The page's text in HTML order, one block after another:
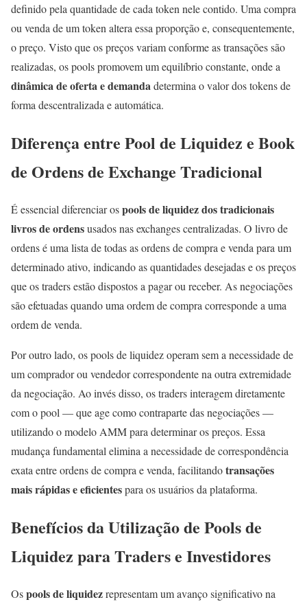
definido pela quantidade de cada token nele contido. Uma compra
ou venda de um token altera essa proporção e, consequentemente,
o preço. Visto que os preços variam conforme as transações são
realizadas, os pools promovem um equilíbrio constante, onde a
dinâmica de oferta e demandadetermina o valor dos tokens de
forma descentralizada e automática.
Diferença entre Pool de Liquidez e Book
de Ordens de Exchange Tradicional
É essencial diferenciar ospools de liquidez dos tradicionais
livros de ordensusados nas exchanges centralizadas. O livro de
ordens é uma lista de todas as ordens de compra e venda para um
determinado ativo, indicando as quantidades desejadas e os preços
que os traders estão dispostos a pagar ou receber. As negociações
são efetuadas quando uma ordem de compra corresponde a uma
ordem de venda.
Por outro lado, os pools de liquidez operam sem a necessidade de
um comprador ou vendedor correspondente na outra extremidade
da negociação. Ao invés disso, os traders interagem diretamente
com o pool — que age como contraparte das negociações —
utilizando o modelo AMM para determinar os preços. Essa
mudança fundamental elimina a necessidade de correspondência
exata entre ordens de compra e venda, facilitandotransações
mais rápidas e eficientespara os usuários da plataforma.
Benefícios da Utilização de Pools de
Liquidez para Traders e Investidores
Ospools de liquidezrepresentam um avanço significativo na